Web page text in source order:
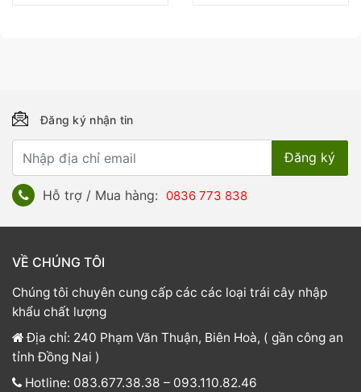
Đăng ký nhận tin
Hỗ trợ / Mua hàng: 0836 773 838
VỀ CHÚNG TÔI
Chúng tôi chuyên cung cấp các các loại trái cây nhập
khẩu chất lượng
Địa chỉ: 240 Phạm Văn Thuận, Biên Hoà, ( gần công an
tỉnh Đồng Nai )
Hotline: 083.677.38.38 – 093.110.82.46